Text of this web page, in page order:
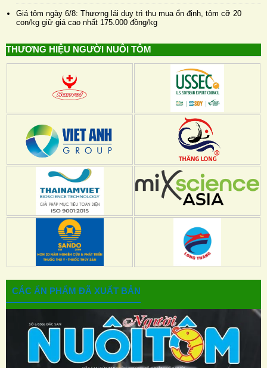
Giá tôm ngày 6/8: Thương lái duy trì thu mua ổn định, tôm cỡ 20
con/kg giữ giá cao nhất 175.000 đồng/kg
THƯƠNG HIỆU NGƯỜI NUÔI TÔM
CÁC ẤN PHẨM ĐÃ XUẤT BẢN